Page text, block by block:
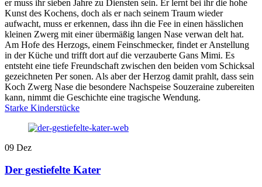
er muss ihr sieben Jahre zu Diensten sein. Er lernt bei ihr die hohe
Kunst des Kochens, doch als er nach seinem Traum wieder
aufwacht, muss er erkennen, dass ihn die Fee in einen hässlichen
kleinen Zwerg mit einer übermäßig langen Nase verwan delt hat.
Am Hofe des Herzogs, einem Feinschmecker, findet er Anstellung
in der Küche und trifft dort auf die verzauberte Gans Mimi. Es
entsteht eine tiefe Freundschaft zwischen den beiden vom Schicksal
gezeichneten Per sonen. Als aber der Herzog damit prahlt, dass sein
Koch Zwerg Nase die besondere Nachspeise Souzeraine zubereiten
kann, nimmt die Geschichte eine tragische Wendung.
Starke Kinderstücke
09 Dez
Der gestiefelte Kater